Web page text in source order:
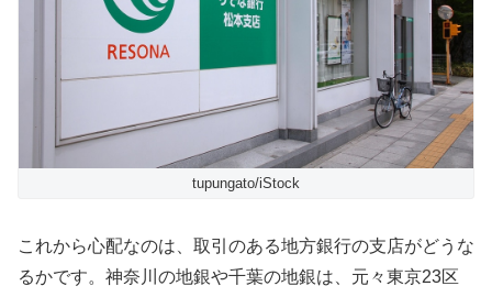
tupungato/iStock
これから心配なのは、取引のある地方銀行の支店がどうな
るかです。神奈川の地銀や千葉の地銀は、元々東京23区